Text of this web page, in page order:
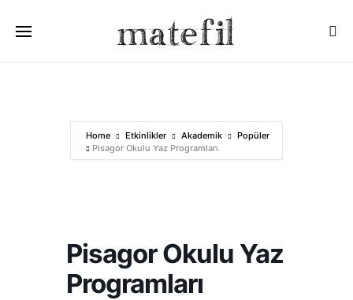
Home Etkinlikler Akademik
Popüler
Pisagor Okulu Yaz Programları
Pisagor Okulu Yaz
Programları